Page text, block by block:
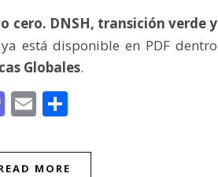
cero. DNSH, transición verde y
ya está disponible en PDF dentro
Globales.
Mastodon
Email
MORE